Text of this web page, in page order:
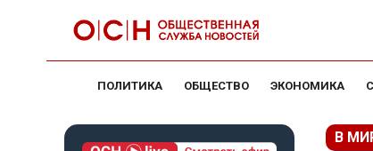
ПОЛИТИКА ОБЩЕСТВО ЭКОНОМИКА
В